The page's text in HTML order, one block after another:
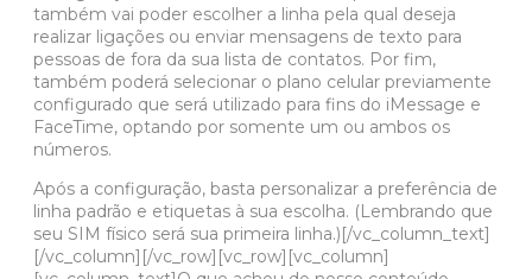
também vai poder escolher a linha pela qual deseja
realizar ligações ou enviar mensagens de texto para
pessoas de fora da sua lista de contatos. Por fim,
também poderá selecionar o plano celular previamente
configurado que será utilizado para fins do iMessage e
FaceTime, optando por somente um ou ambos os
números.
Após a configuração, basta personalizar a preferência de
linha padrão e etiquetas à sua escolha. (Lembrando que
seu SIM físico será sua primeira linha.)[/vc_column_text]
[/vc_column][/vc_row][vc_row][vc_column]